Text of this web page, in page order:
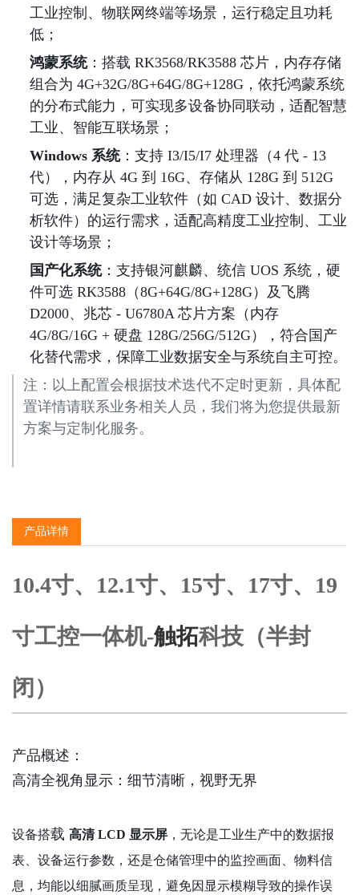
工业控制、物联网终端等场景，运行稳定且功耗
低；
鸿蒙系统：搭载 RK3568/RK3588 芯片，内存存储
组合为 4G+32G/8G+64G/8G+128G，依托鸿蒙系统
的分布式能力，可实现多设备协同联动，适配智慧
工业、智能互联场景；
Windows 系统：支持 I3/I5/I7 处理器（4 代 - 13
代），内存从 4G 到 16G、存储从 128G 到 512G
可选，满足复杂工业软件（如 CAD 设计、数据分
析软件）的运行需求，适配高精度工业控制、工业
设计等场景；
国产化系统：支持银河麒麟、统信 UOS 系统，硬
件可选 RK3588（8G+64G/8G+128G）及飞腾
D2000、兆芯 - U6780A 芯片方案（内存
4G/8G/16G + 硬盘 128G/256G/512G），符合国产
化替代需求，保障工业数据安全与系统自主可控。
注：以上配置会根据技术迭代不定时更新，具体配
置详情请联系业务相关人员，我们将为您提供最新
方案与定制化服务。
产品详情
10.4寸、12.1寸、15寸、17寸、19
寸工控一体机-触拓科技（半封
闭）
产品概述：
高清全视角显示：细节清晰，视野无界
设备搭载 高清 LCD 显示屏，无论是工业生产中的数据报
表、设备运行参数，还是仓储管理中的监控画面、物料信
息，均能以细腻画质呈现，避免因显示模糊导致的操作误